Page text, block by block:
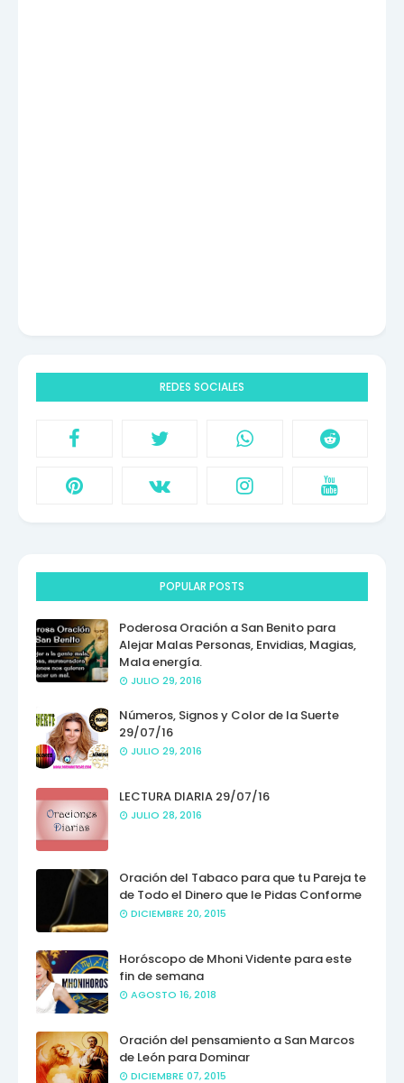
REDES SOCIALES
POPULAR POSTS
Poderosa Oración a San Benito para
Alejar Malas Personas, Envidias, Magias,
Mala energía.
JULIO 29, 2016
Números, Signos y Color de la Suerte
29/07/16
JULIO 29, 2016
LECTURA DIARIA 29/07/16
JULIO 28, 2016
Oración del Tabaco para que tu Pareja te
de Todo el Dinero que le Pidas Conforme
DICIEMBRE 20, 2015
Horóscopo de Mhoni Vidente para este
fin de semana
AGOSTO 16, 2018
Oración del pensamiento a San Marcos
de León para Dominar
DICIEMBRE 07, 2015